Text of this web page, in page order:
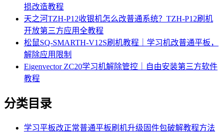
损改造教程
天之河TZH-P12收银机怎么改普通系统？TZH-P12刷机
开放第三方应用全教程
松鼠SQ-SMARTH-V12S刷机教程｜学习机改普通平板，
解除应用限制
Eigenvector ZC20学习机解除管控｜自由安装第三方软件
教程
分类目录
学习平板改正常普通平板刷机升级固件包破解教程方法